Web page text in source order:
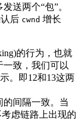
送两个“包”。
后 cwnd 增长
的行为，也就
致，我们可以
。即12和13这两
间隔一致。当
虑链路上出现的